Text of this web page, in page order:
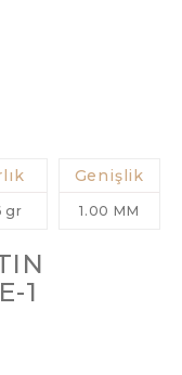
gr
Genişlik
1.00 MM
1